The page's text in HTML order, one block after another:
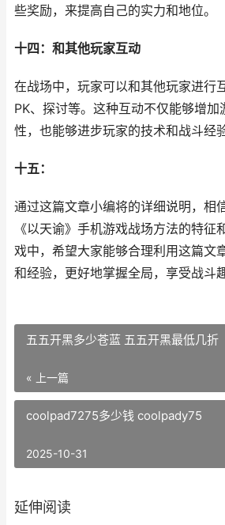
些奖励，来提高自己的实力和地位。
十四：和其他玩家互动
在战场中，玩家可以和其他玩家进行
PK、探讨等。这种互动不仅能够增加
性，也能够进步玩家的技术和战斗经验
十五：
通过这篇文章小编将的详细说明，相
《以天谕》手机游戏战场方法的特征
戏中，希望大家能够合理利用这篇文
和经验，更好地掌握全局，享受战斗
五五开黑多少苍蓝 五五开黑最低几折
« 上一篇
coolpad7275多少钱 coolpady75
2025-10-31
延伸阅读